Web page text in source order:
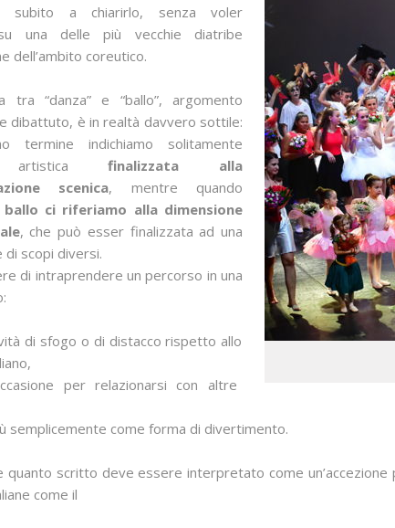
subito a chiarirlo, senza voler
una delle più vecchie diatribe
dell’ambito coreutico.
tra “danza” e “ballo”, argomento
dibattuto, è in realtà davvero sottile:
termine indichiamo solitamente
artisticafinalizzata alla
scenica, mentre quando
ci riferiamo alla dimensione
, che può esser finalizzata ad una
di scopi diversi.
di intraprendere un percorso in una
di sfogo o di distacco rispetto allo
per relazionarsi con altre
semplicemente come forma di divertimento.
quanto scritto deve essere interpretato come
come il